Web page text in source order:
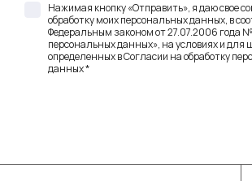
Нажимая кнопку «Отправить», я даю свое
обработку моих персональных данных, в
Федеральным законом от 27.07.2006 года
персональных данных», на условиях и для
определенных в Согласии на обработку
данных *